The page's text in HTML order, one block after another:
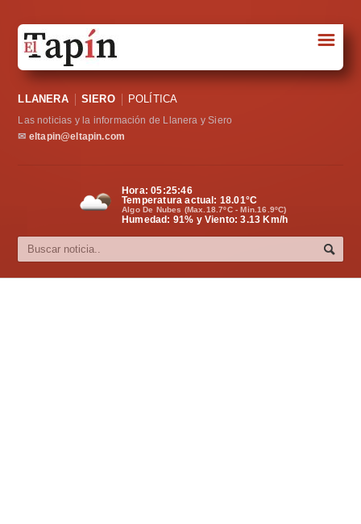
Sociedad
Política
Cultura
☰
LLANERA SIERO POLÍTICA
Las noticias y la información de Llanera y Siero
✉ eltapin@eltapin.com
Hora:05:25:46
Temperatura actual: 18.01°C
Algo De Nubes (Max.18.7ºC - Min.16.9ºC)
Humedad: 91% y Viento: 3.13 Km/h